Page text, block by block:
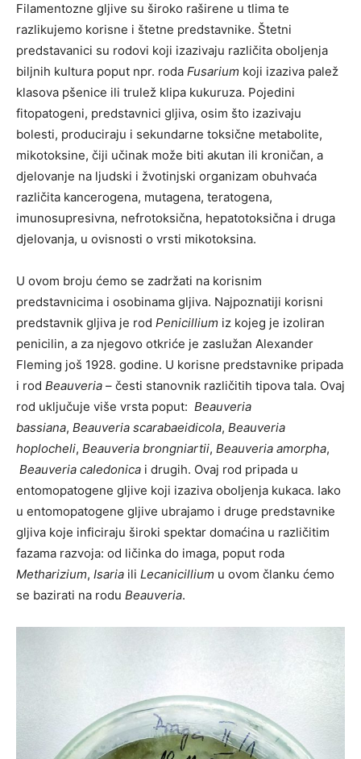
Filamentozne gljive su široko raširene u tlima te
razlikujemo korisne i štetne predstavnike. Štetni
predstavanici su rodovi koji izazivaju različita oboljenja
biljnih kultura poput npr. roda Fusarium koji izaziva palež
klasova pšenice ili trulež klipa kukuruza. Pojedini
fitopatogeni, predstavnici gljiva, osim što izazivaju
bolesti, produciraju i sekundarne toksične metabolite,
mikotoksine, čiji učinak može biti akutan ili kroničan, a
djelovanje na ljudski i žvotinjski organizam obuhvaća
različita kancerogena, mutagena, teratogena,
imunosupresivna, nefrotoksična, hepatotoksična i druga
djelovanja, u ovisnosti o vrsti mikotoksina.
U ovom broju ćemo se zadržati na korisnim
predstavnicima i osobinama gljiva. Najpoznatiji korisni
predstavnik gljiva je rod Penicillium iz kojeg je izoliran
penicilin, a za njegovo otkriće je zaslužan Alexander
Fleming još 1928. godine. U korisne predstavnike pripada
i rod Beauveria – česti stanovnik različitih tipova tala. Ovaj
rod uključuje više vrsta poput: Beauveria
bassiana, Beauveria scarabaeidicola, Beauveria
hoplocheli, Beauveria brongniartii, Beauveria amorpha,
Beauveria caledonica i drugih. Ovaj rod pripada u
entomopatogene gljive koji izaziva oboljenja kukaca. Iako
u entomopatogene gljive ubrajamo i druge predstavnike
gljiva koje inficiraju široki spektar domaćina u različitim
fazama razvoja: od ličinka do imaga, poput roda
Metharizium, Isaria ili Lecanicillium u ovom članku ćemo
se bazirati na rodu Beauveria.